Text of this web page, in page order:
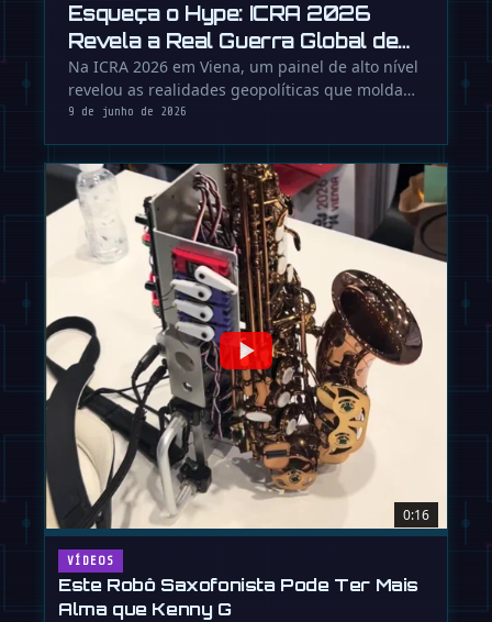
Esqueça o Hype: ICRA 2026
Revela a Real Guerra Global de
Robôs
Na ICRA 2026 em Viena, um painel de alto nível
revelou as realidades geopolíticas que moldam
o futuro da robótica além …
9 de junho de 2026
0:16
VÍDEOS
Este Robô Saxofonista Pode Ter Mais
Alma que Kenny G